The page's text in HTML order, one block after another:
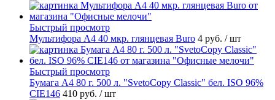
Быстрый просмотр
Мультифора А4 40 мкр. глянцевая Buro 4 руб. / шт
Быстрый просмотр
Бумага А4 80 г. 500 л. "SvetoCopy Classic" бел. ISO 96%
CIE146 410 руб. / шт